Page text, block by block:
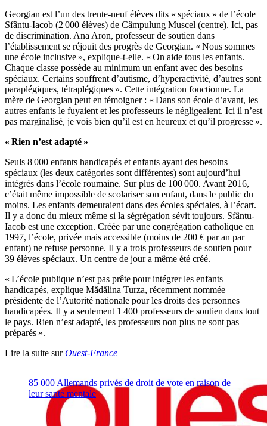
Georgian est l’un des trente-neuf élèves dits « spéciaux » de l’école
Sfântu-Iacob (2 000 élèves) de Câmpulung Muscel (centre). Ici, pas
de discrimination. Ana Aron, professeur de soutien dans
l’établissement se réjouit des progrès de Georgian. « Nous sommes
une école inclusive », explique-t-elle. « On aide tous les enfants.
Chaque classe possède au minimum un enfant avec des besoins
spéciaux. Certains souffrent d’autisme, d’hyperactivité, d’autres sont
paraplégiques, tétraplégiques ». Cette intégration fonctionne. La
mère de Georgian peut en témoigner : « Dans son école d’avant, les
autres enfants le fuyaient et les professeurs le négligeaient. Ici il n’est
pas marginalisé, je vois bien qu’il est en heureux et qu’il progresse ».
« Rien n’est adapté »
Seuls 8 000 enfants handicapés et enfants ayant des besoins
spéciaux (les deux catégories sont différentes) sont aujourd’hui
intégrés dans l’école roumaine. Sur plus de 100 000. Avant 2016,
c’était même impossible de scolariser son enfant, dans le public du
moins. Les enfants demeuraient dans des écoles spéciales, à l’écart.
Il y a donc du mieux même si la ségrégation sévit toujours. Sfântu-
Iacob est une exception. Créée par une congrégation catholique en
1997, l’école, privée mais accessible (moins de 200 € par an par
enfant) ne refuse personne. Il y a trois professeurs de soutien pour
39 élèves spéciaux. Un centre de jour a même été créé.
« L’école publique n’est pas prête pour intégrer les enfants
handicapés, explique Mădălina Turza, récemment nommée
présidente de l’Autorité nationale pour les droits des personnes
handicapées. Il y a seulement 1 400 professeurs de soutien dans tout
le pays. Rien n’est adapté, les professeurs non plus ne sont pas
préparés ».
Lire la suite surOuest-France
85 000 Allemands privés de droit de vote en raison de
leur santé mentale